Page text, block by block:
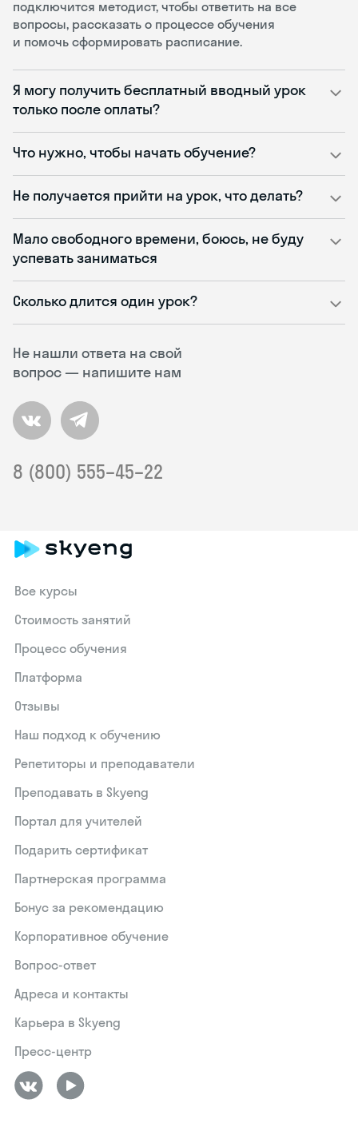
Не нашли ответа на свой
вопрос — напишите нам
8 (800) 555–45–22
подключится методист, чтобы ответить на все
вопросы, рассказать о процессе обучения
и помочь сформировать расписание.
Я могу получить бесплатный вводный урок
только после оплаты?
Что нужно, чтобы начать обучение?
Не получается прийти на урок, что делать?
Мало свободного времени, боюсь, не буду
успевать заниматься
Сколько длится один урок?
Все курсы
Стоимость занятий
Процесс обучения
Платформа
Отзывы
Наш подход к обучению
Репетиторы и преподаватели
Преподавать в Skyeng
Портал для учителей
Подарить сертификат
Партнерская программа
Бонус за рекомендацию
Корпоративное обучение
Вопрос-ответ
Адреса и контакты
Карьера в Skyeng
Пресс-центр